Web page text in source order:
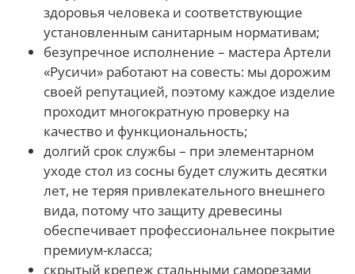
здоровья человека и соответствующие
установленным санитарным нормативам;
безупречное исполнение – мастера Артели
«Русичи» работают на совесть: мы дорожим
своей репутацией, поэтому каждое изделие
проходит многократную проверку на
качество и функциональность;
долгий срок службы – при элементарном
уходе стол из сосны будет служить десятки
лет, не теряя привлекательного внешнего
вида, потому что защиту древесины
обеспечивает профессиональнее покрытие
премиум-класса;
скрытый крепеж стальными саморезами